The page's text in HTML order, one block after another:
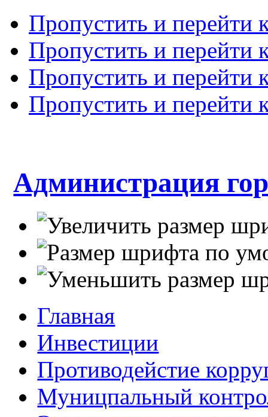
Пропустить и перейти
Пропустить и перейти
Пропустить и перейти
Пропустить и перейти
Администрация
Главная
Инвестиции
Противодейстие
Муницпальный